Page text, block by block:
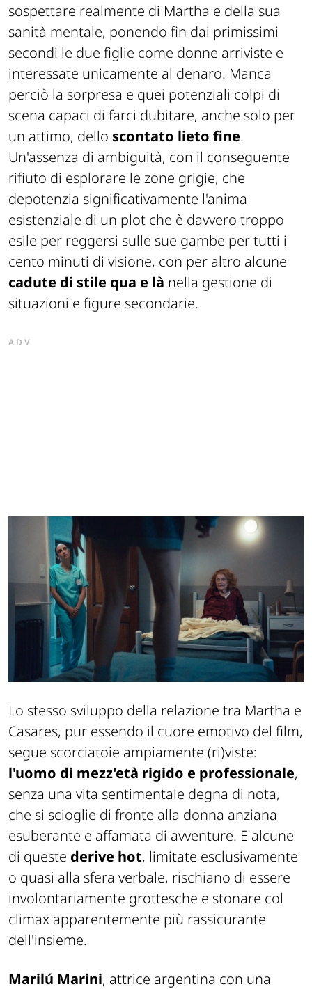
sospettare realmente di Martha e della sua
sanità mentale, ponendo fin dai primissimi
secondi le due figlie come donne arriviste e
interessate unicamente al denaro. Manca
perciò la sorpresa e quei potenziali colpi di
scena capaci di farci dubitare, anche solo per
un attimo, dello scontato lieto fine.
Un'assenza di ambiguità, con il conseguente
rifiuto di esplorare le zone grigie, che
depotenzia significativamente l'anima
esistenziale di un plot che è davvero troppo
esile per reggersi sulle sue gambe per tutti i
cento minuti di visione, con per altro alcune
cadute di stile qua e là nella gestione di
situazioni e figure secondarie.
ADV
Lo stesso sviluppo della relazione tra Martha e
Casares, pur essendo il cuore emotivo del film,
segue scorciatoie ampiamente (ri)viste:
l'uomo di mezz'età rigido e professionale,
senza una vita sentimentale degna di nota,
che si scioglie di fronte alla donna anziana
esuberante e affamata di avventure. E alcune
di queste derive hot, limitate esclusivamente
o quasi alla sfera verbale, rischiano di essere
involontariamente grottesche e stonare col
climax apparentemente più rassicurante
dell'insieme.
Marilú Marini, attrice argentina con una